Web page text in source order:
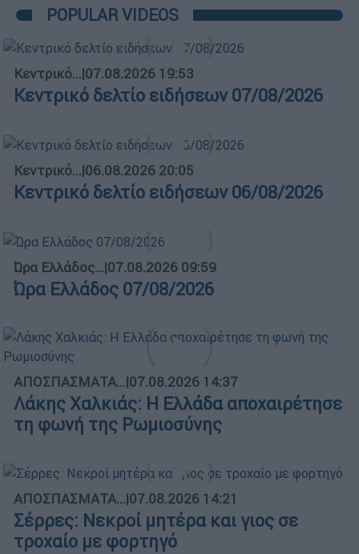
POPULAR VIDEOS
Κεντρικό...|07.08.2026 19:53
Κεντρικό δελτίο ειδήσεων 07/08/2026
Κεντρικό...|06.08.2026 20:05
Κεντρικό δελτίο ειδήσεων 06/08/2026
Ώρα Ελλάδος...|07.08.2026 09:59
Ώρα Ελλάδος 07/08/2026
ΑΠΟΣΠΑΣΜΑΤΑ...|07.08.2026 14:37
Λάκης Χαλκιάς: Η Ελλάδα αποχαιρέτησε
τη φωνή της Ρωμιοσύνης
ΑΠΟΣΠΑΣΜΑΤΑ...|07.08.2026 14:21
Σέρρες: Νεκροί μητέρα και γιος σε
τροχαίο με φορτηγό